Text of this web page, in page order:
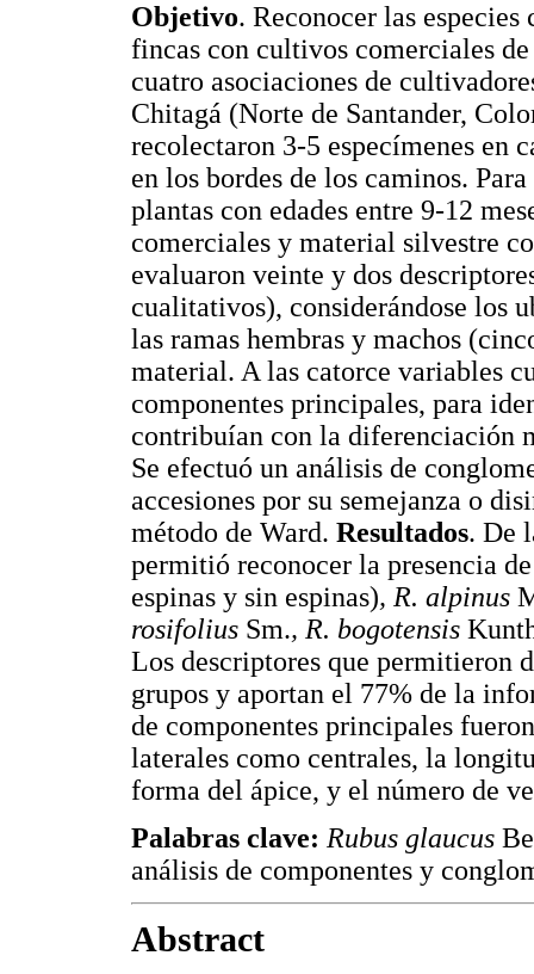
Objetivo. Reconocer las
fincas con cultivos comerciales
cuatro asociaciones de
Chitagá (Norte de Santander,
recolectaron 3-5 especímenes en
en los bordes de los caminos.
plantas con edades entre 9-12
comerciales y material silvestre
evaluaron veinte y dos
cualitativos), considerándose los
las ramas hembras y machos
material. A las catorce variables
componentes principales, para
contribuían con la diferenciación
Se efectuó un análisis de
accesiones por su semejanza o
método de Ward. Resultados. De
permitió reconocer la presencia
espinas y sin espinas), R. alpinus
rosifolius Sm., R. bogotensis
Los descriptores que permitieron
grupos y aportan el 77% de la
de componentes principales
laterales como centrales, la
forma del ápice, y el número de
Palabras clave: Rubus glaucus
análisis de componentes y
Abstract